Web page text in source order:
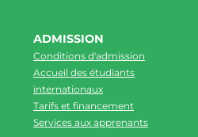
ADMISSION
Conditions d'admission
Accueil des étudiants
internationaux
Tarifs et financement
Services aux apprenants